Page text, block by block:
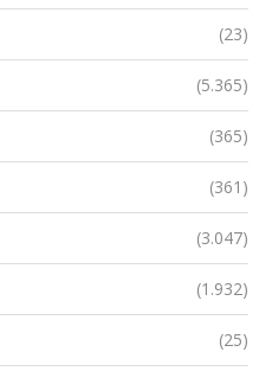
(23)
(5.365)
(365)
(361)
(3.047)
(1.932)
(25)